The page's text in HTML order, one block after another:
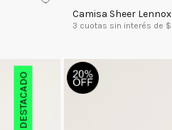
Camisa Sheer Lennox
3 cuotas sin interés de $
DESTACADO